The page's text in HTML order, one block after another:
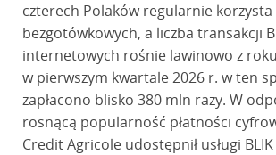
czterech Polaków regularnie korzysta
bezgotówkowych, a liczba transakcji
internetowych rośnie lawinowo z
w pierwszym kwartale 2026 r. w ten
zapłacono blisko 380 mln razy. W
rosnącą popularność płatności
Credit Agricole udostępnił usługi